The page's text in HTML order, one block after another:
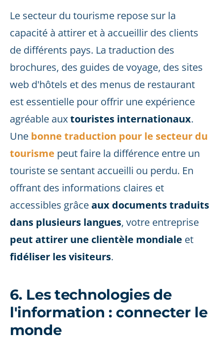
Le secteur du tourisme repose sur la
capacité à attirer et à accueillir des clients
de différents pays. La traduction des
brochures, des guides de voyage, des sites
web d'hôtels et des menus de restaurant
est essentielle pour offrir une expérience
agréable auxtouristes internationaux.
Une bonne traduction pour le secteur du
tourisme peut faire la différence entre un
touriste se sentant accueilli ou perdu. En
offrant des informations claires et
accessibles grâceaux documents traduits
dans plusieurs langues, votre entreprise
peut attirer une clientèle mondiale et
fidéliser les visiteurs.
6. Les technologies de
l'information : connecter le
monde